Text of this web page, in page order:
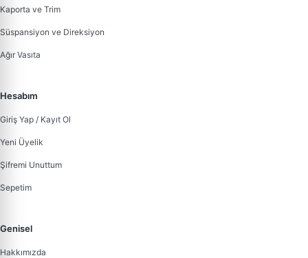
Kaporta ve Trim
Süspansiyon ve Direksiyon
Ağır Vasıta
Hesabım
Giriş Yap / Kayıt Ol
Yeni Üyelik
Şifremi Unuttum
Sepetim
Genisel
Hakkımızda